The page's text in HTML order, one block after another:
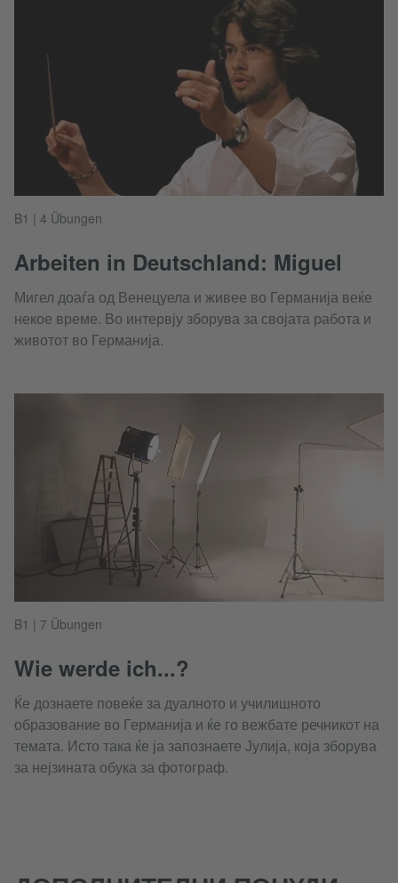
B1 | 4 Übungen
Arbeiten in Deutschland: Miguel
Мигел доаѓа од Венецуела и живее во Германија веќе
некое време. Во интервју зборува за својата работа и
животот во Германија.
B1 | 7 Übungen
Wie werde ich...?
Ќе дознаете повеќе за дуалното и училишното
образование во Германија и ќе го вежбате речникот на
темата. Исто така ќе ја запознаете Јулија, која зборува
за нејзината обука за фотограф.